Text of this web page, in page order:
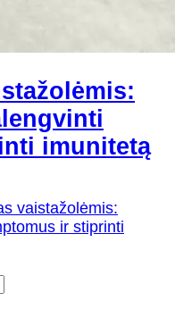
imunitetą
vaistažolėmis:
ir stiprinti